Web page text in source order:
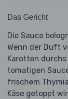
Das Gericht
Die Sauce
Wenn der Duft
Karotten
tomatigen
frischem
Käse getoppt